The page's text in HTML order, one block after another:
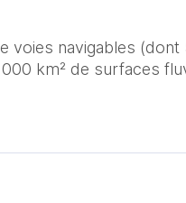
voies navigables (dont
km² de surfaces